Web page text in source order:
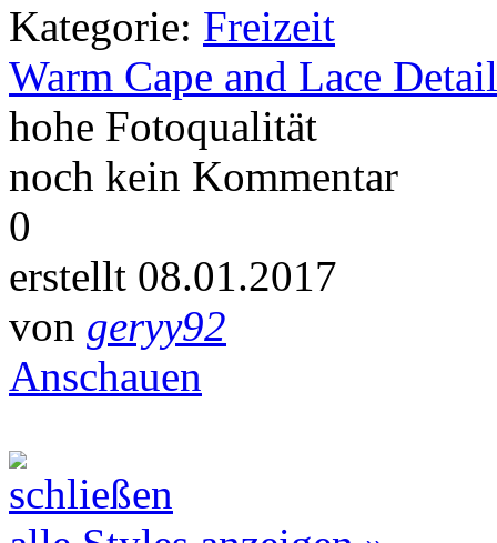
Kategorie: Freizeit
Warm Cape and Lace
hohe Fotoqualität
noch kein Kommentar
0
erstellt 08.01.2017
von geryy92
Anschauen